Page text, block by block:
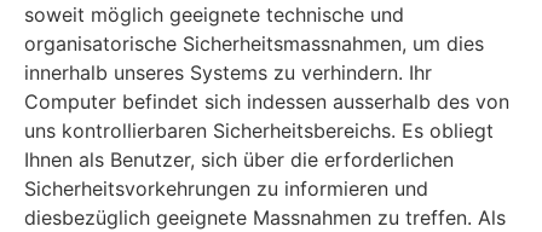
soweit möglich geeignete technische und
organisatorische Sicherheitsmassnahmen, um dies
innerhalb unseres Systems zu verhindern. Ihr
Computer befindet sich indessen ausserhalb des von
uns kontrollierbaren Sicherheitsbereichs. Es obliegt
Ihnen als Benutzer, sich über die erforderlichen
Sicherheitsvorkehrungen zu informieren und
diesbezüglich geeignete Massnahmen zu treffen. Als